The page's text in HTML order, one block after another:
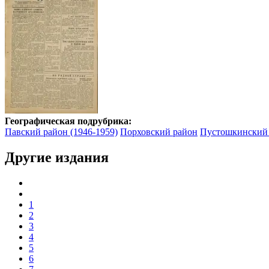
Географическая подрубрика:
Павский район (1946-1959) Порховский район Пустошкинский
Другие издания
1
2
3
4
5
6